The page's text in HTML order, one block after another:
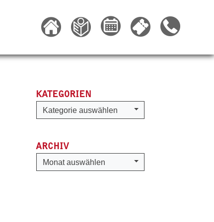
KATEGORIEN
Kategorien
Kategorie auswählen
ARCHIV
Archiv
Monat auswählen